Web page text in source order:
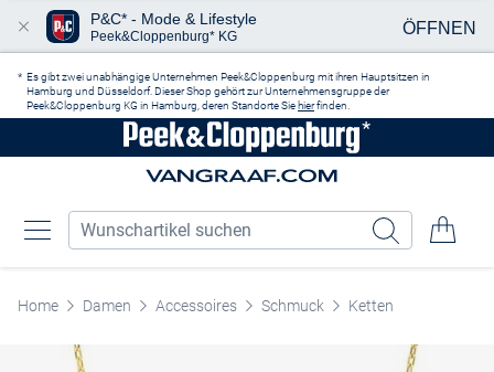
Es gibt zwei unabhängige Unternehmen Peek&Cloppenburg mit ihren Hauptsitzen in
Hamburg und Düsseldorf. Dieser Shop gehört zur Unternehmensgruppe der
Peek&Cloppenburg KG in Hamburg, deren Standorte Sie hierfinden.
Home Damen Accessoires Schmuck Ketten
P&C* - Mode & Lifestyle
Peek&Cloppenburg* KG ÖFFNEN